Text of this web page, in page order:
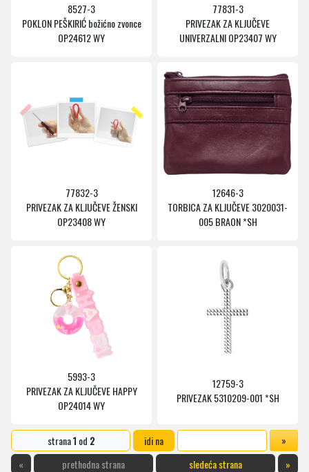
8527-3
POKLON PEŠKIRIĆ božićno zvonce
OP24612 WY
77831-3
PRIVEZAK ZA KLJUČEVE
UNIVERZALNI OP23407 WY
77832-3
PRIVEZAK ZA KLJUČEVE ŽENSKI
OP23408 WY
12646-3
TORBICA ZA KLJUČEVE 3020031-
005 BRAON *SH
5993-3
PRIVEZAK ZA KLJUČEVE HAPPY
OP24014 WY
12759-3
PRIVEZAK 5310209-001 *SH
strana1 od 2
idi na
«
prethodna strana sledeća strana »